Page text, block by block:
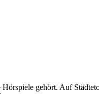
gehört. Auf